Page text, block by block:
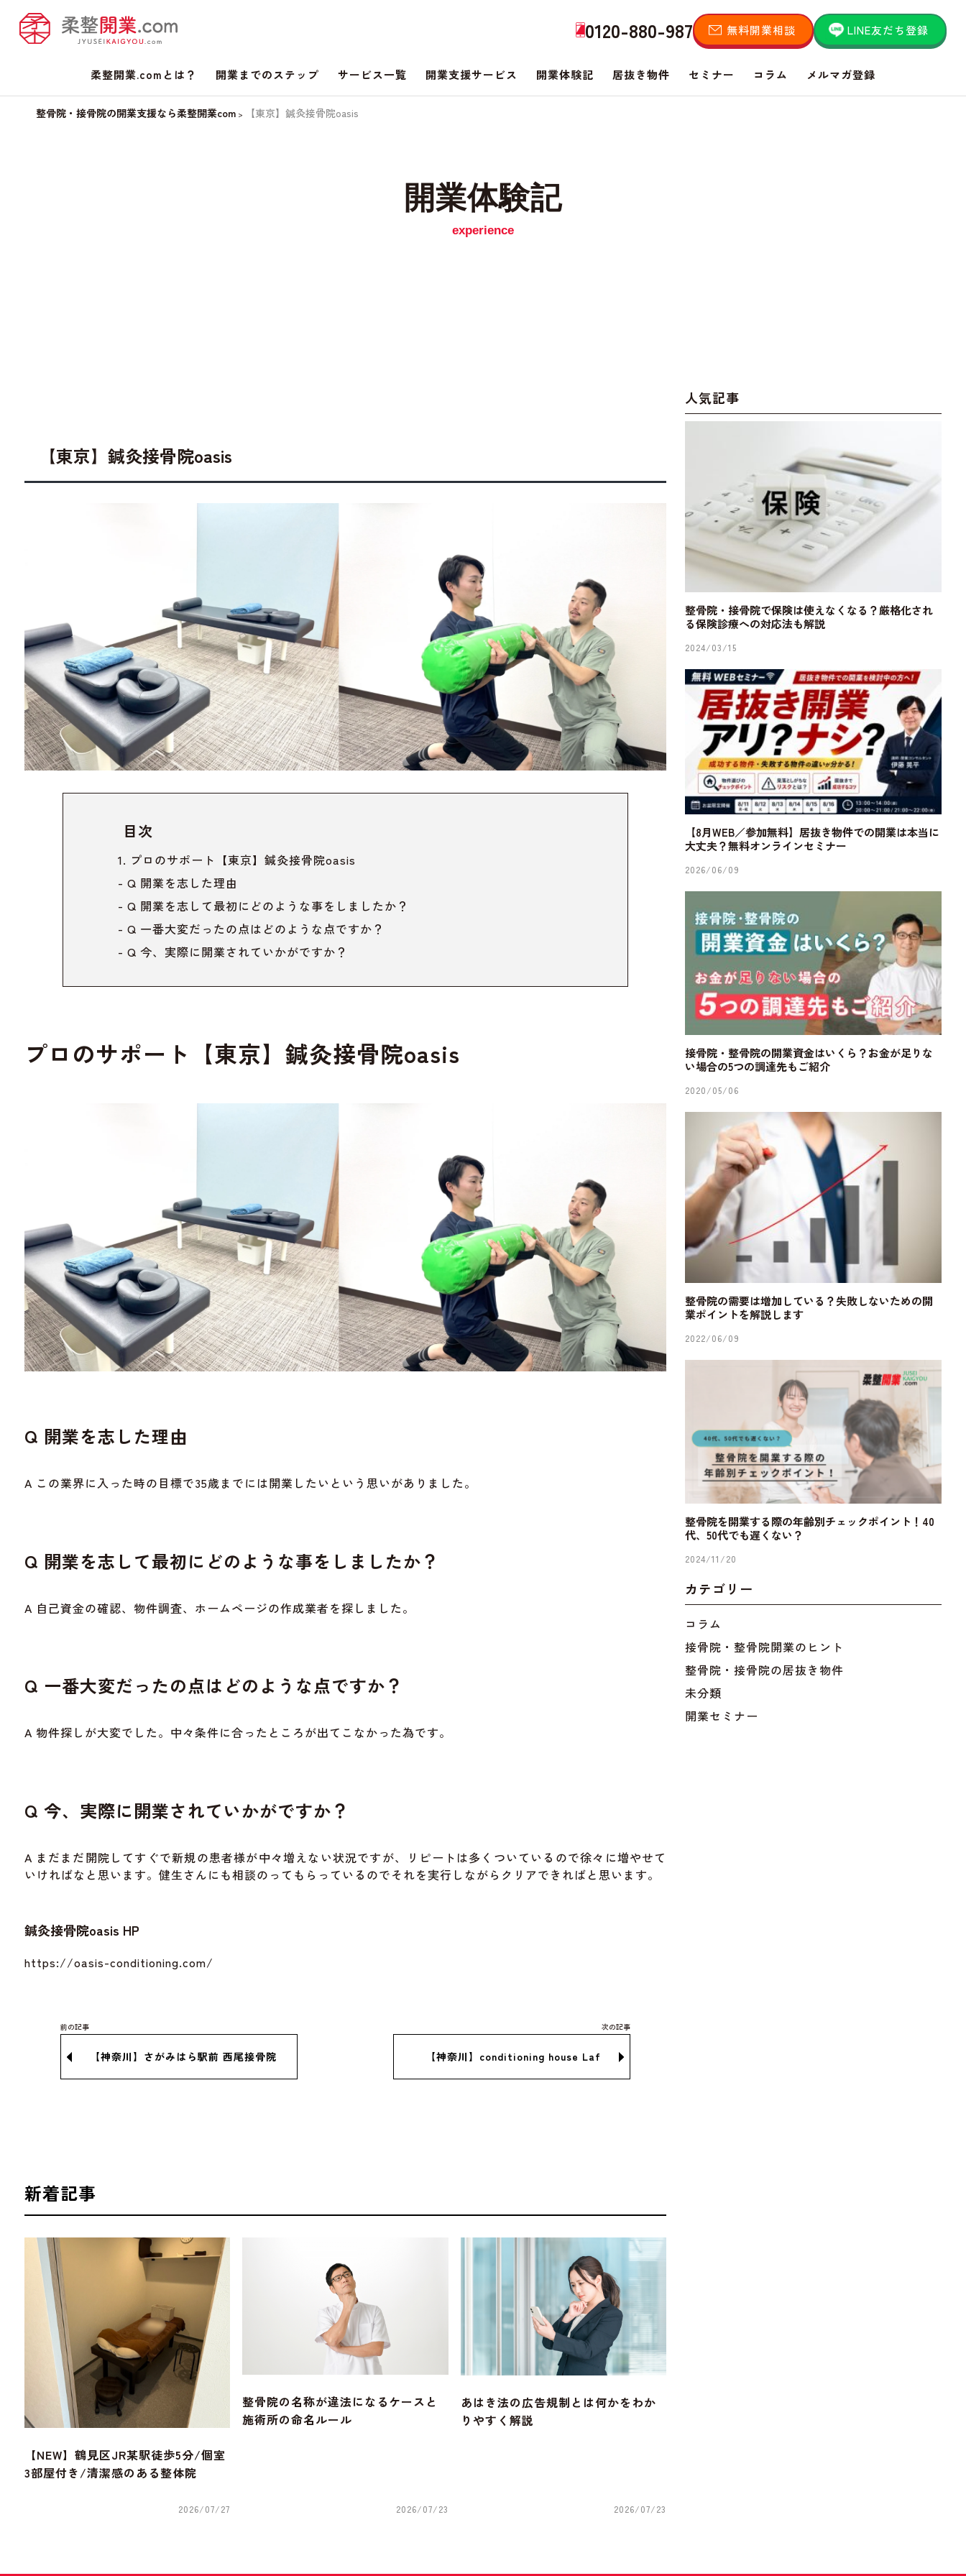
0120-880-987 無料開業相談 LINE友だち登録
柔整開業.comとは？ 開業までのステップ サービス一覧 開業支援サービス 開業体験記 居抜き物件 セミナー コラム メルマガ登録
整骨院・接骨院の開業支援なら柔整開業com > 【東京】鍼灸接骨院oasis
開業体験記
【東京】鍼灸接骨院oasis
目次
プロのサポート 【東京】鍼灸接骨院oasis
Q 開業を志した理由
Q 開業を志して最初にどのような事をしましたか？
Q 一番大変だったの点はどのような点ですか？
Q 今、実際に開業されていかがですか？
プロのサポート 【東京】鍼灸接骨院oasis
Q 開業を志した理由
A この業界に入った時の目標で35歳までには開業したいという思いがありました。
Q 開業を志して最初にどのような事をしましたか？
A 自己資金の確認、物件調査、ホームページの作成業者を探しました。
Q 一番大変だったの点はどのような点ですか？
A 物件探しが大変でした。中々条件に合ったところが出てこなかった為です。
Q 今、実際に開業されていかがですか？
A まだまだ開院してすぐで新規の患者様が中々増えない状況ですが、リピートは多くついているので徐々に増やせて
いければなと思います。健生さんにも相談のってもらっているのでそれを実行しながらクリアできればと思います。
鍼灸接骨院oasis HP
https://oasis-conditioning.com/
【神奈川】さがみはら駅前 西尾接骨院 【神奈川】conditioning house Laf
新着記事
【NEW】鶴見区JR某駅徒歩5分/個室
3部屋付き/清潔感のある整体院
2026/07/27
整骨院の名称が違法になるケースと
施術所の命名ルール
2026/07/23
あはき法の広告規制とは何かをわか
りやすく解説
2026/07/23
人気記事
整骨院・接骨院で保険は使えなくなる？厳格化され
る保険診療への対応法も解説
2024/03/15
【8月WEB／参加無料】居抜き物件での開業は本当に
大丈夫？無料オンラインセミナー
2026/06/09
接骨院・整骨院の開業資金はいくら？お金が足りな
い場合の5つの調達先もご紹介
2020/05/06
整骨院の需要は増加している？失敗しないための開
業ポイントを解説します
2022/06/09
整骨院を開業する際の年齢別チェックポイント！40
代、50代でも遅くない？
2024/11/20
カテゴリー
コラム
接骨院・整骨院開業のヒント
整骨院・接骨院の居抜き物件
未分類
開業セミナー